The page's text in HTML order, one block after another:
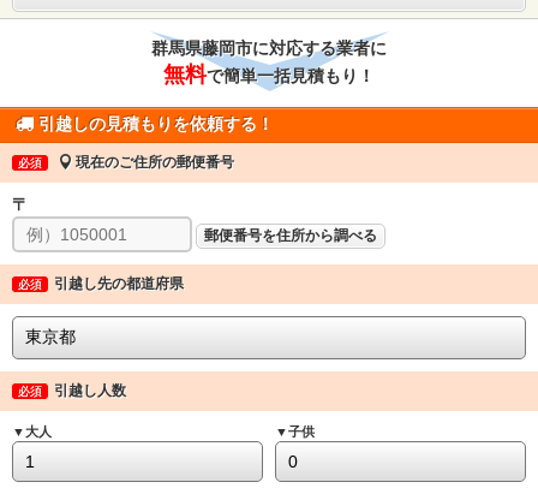
群馬県藤岡市に対応する業者に
無料で簡単一括見積もり！
引越しの見積もりを依頼する！
必須 現在のご住所の郵便番号
〒
郵便番号を住所から調べる
必須 引越し先の都道府県
必須 引越し人数
▼大人 ▼子供